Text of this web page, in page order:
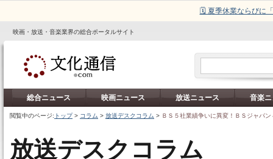
🗓️ 夏季休業ならびに
映画・放送・音楽業界の総合ポータルサイト
総合ニュース 映画ニュース 放送ニュース 音楽
閲覧中のページ: トップ> コラム > 放送デスクコラム > ＢＳ５社業績争いに異変！ＢＳジャパン
放送デスクコラム